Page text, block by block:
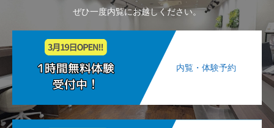
ぜひ一度内覧にお越しください。
内覧・体験予約